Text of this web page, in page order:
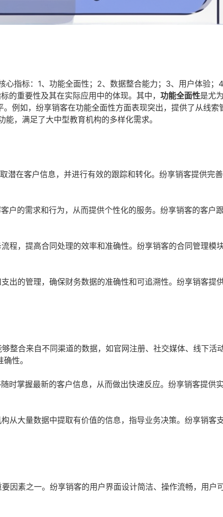
心指标：1、功能全面性；2、数据整合能力；3、用户体验；
的重要性及其在实际应用中的体现。其中， 功能全面性是尤
例如，纷享销客在功能全面性方面表现突出，提供了从线索
，满足了大中型教育机构的多样化需求。
潜在客户信息，并进行有效的跟踪和转化。纷享销客提供完
户的需求和行为，从而提供个性化的服务。纷享销客的客户
程，提高合同处理的效率和准确性。纷享销客的合同管理模
出的管理，确保财务数据的准确性和可追溯性。纷享销客提
整合来自不同渠道的数据，如官网注册、社交媒体、线下活
性。
时掌握最新的客户信息，从而做出快速反应。纷享销客提供
从大量数据中提取有价值的信息，指导业务决策。纷享销客
因素之一。纷享销客的用户界面设计简洁、操作流畅，用户